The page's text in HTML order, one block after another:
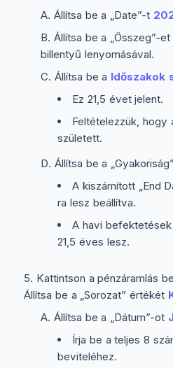
Állítsa be a „Date”-t
Állítsa be a „Összeg”-et
billentyű lenyomásával.
Állítsa be a Időszakok
Ez 21,5 évet jelent.
Feltételezzük, hogy
született.
Állítsa be a
A kiszámított „End
ra lesz beállítva.
A havi befektetések
21,5 éves lesz.
Kattintson a pénzáramlás
Állítsa be a „Sorozat” értékét
Állítsa be a „Dátum”-ot
Írja be a teljes 8
beviteléhez.